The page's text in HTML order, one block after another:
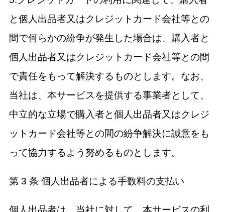
と個人出品者又はクレジットカード会社等との
間で何らかの紛争が発生した場合は、購入者と
個人出品者又はクレジットカード会社等との間
で責任をもって解決するものとします。なお、
当社は、本サービスを提供する事業者として、
中立的な立場で購入者と個人出品者又はクレジ
ットカード会社等との間の紛争解決に誠意をも
って協力するよう努めるものとします。
第 3 条 個人出品者による手数料の支払い
個人出品者は、当社に対して、本サービスの利